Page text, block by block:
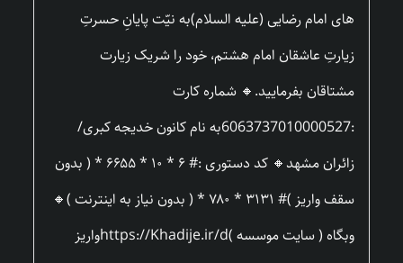
های امام رضایی (علیه السلام)به نیّت پایانِ حسرتِ
زیارتِ عاشقان امام هشتم، خود را شریک زیارت
مشتاقان بفرمایید.🔸 شماره کارت
:6063737010000527به نام کانون خدیجه کبری/
زائران مشهد🔸 کد دستوری :# ۶ * ۱۰ * ۶۶۵۵ * ( بدون
سقف واریز )# ۳۱۳۱ * ۷۸۰ * ( بدون نیاز به اینترنت )🔸
وبگاه ( سایت موسسه )https://Khadije.ir/dواریز